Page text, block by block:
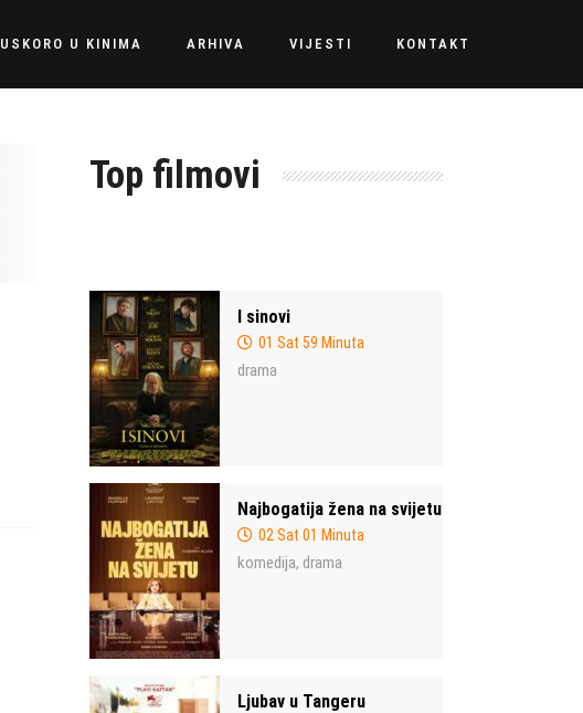
USKORO U KINIMA ARHIVA VIJESTI KONTAKT
Top filmovi
I sinovi
01 Sat 59 Minuta
drama
Najbogatija žena na svijetu
02 Sat 01 Minuta
komedija, drama
Ljubav u Tangeru